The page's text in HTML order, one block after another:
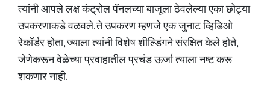
त्यांनी आपले लक्ष कंट्रोल पॅनलच्या बाजूला ठेवलेल्या एका छोट्या
उपकरणाकडे वळवले. ते उपकरण म्हणजे एक जुनाट व्हिडिओ
रेकॉर्डर होता, ज्याला त्यांनी विशेष शील्डिंगने संरक्षित केले होते,
जेणेकरून वेळेच्या प्रवाहातील प्रचंड ऊर्जा त्याला नष्ट करू
शकणार नाही.